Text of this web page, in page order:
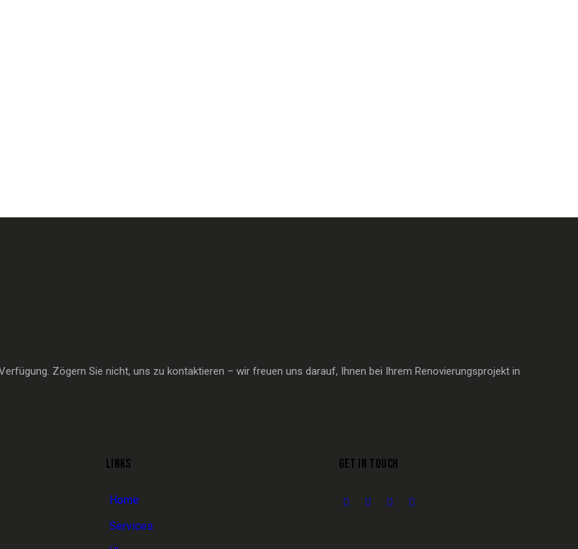
Zögern Sie nicht, uns zu kontaktieren – wir freuen uns darauf, Ihnen bei Ihrem Renovierungsprojekt in
LINKS
Home
Services
GET IN TOUCH